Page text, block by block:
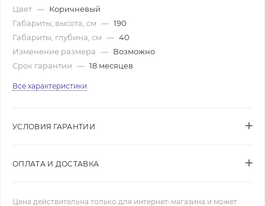
Цвет — Коричневый
Габариты, высота, см — 190
Габариты, глубина, см — 40
Изменение размера — Возможно
Срок гарантии — 18 месяцев
Все характеристики
УСЛОВИЯ ГАРАНТИИ
ОПЛАТА И ДОСТАВКА
Цена действительна только для интернет-магазина и может